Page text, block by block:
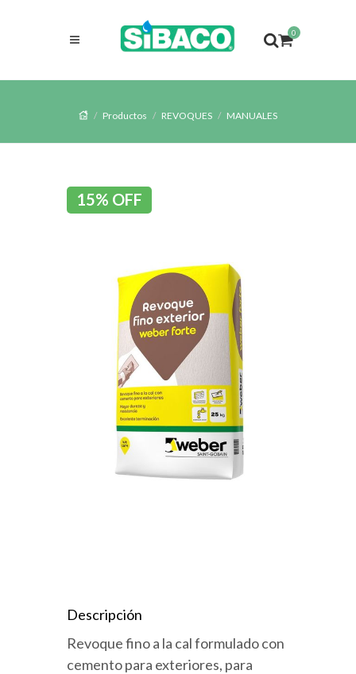
0
Productos REVOQUES MANUALES
15% OFF
Descripción
Revoque fino a la cal formulado con
cemento para exteriores, para